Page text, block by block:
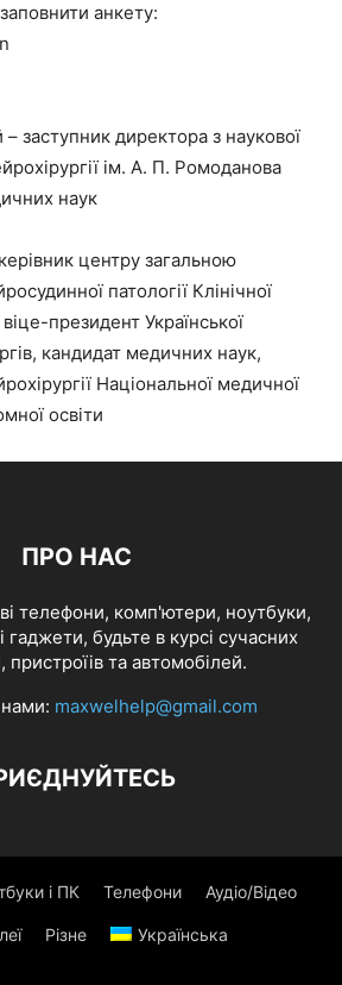
анкету:
заступник директора з наукової
ім. А. П. Ромоданова
наук
центру загальною
патології Клінічної
президент Української
кандидат медичних наук,
Національної медичної
освіти
ПРО НАС
телефони, комп'ютери, ноутбуки,
гаджети, будьте в курсі сучасних
пристроїів та автомобілей.
нами: maxwelhelp@gmail.com
і ПК Телефони Аудіо/Відео
Різне Українська